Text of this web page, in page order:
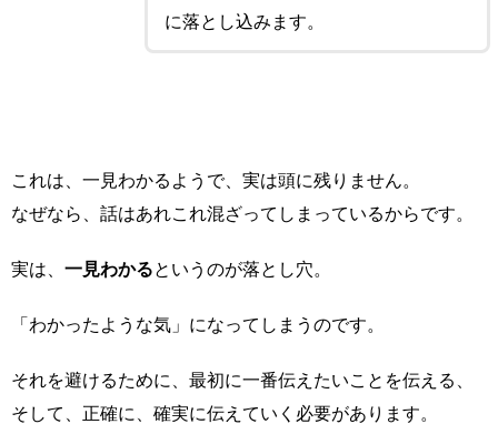
に落とし込みます。
これは、一見わかるようで、実は頭に残りません。
なぜなら、話はあれこれ混ざってしまっているからです。
実は、 一見わかるというのが落とし穴。
「わかったような気」になってしまうのです。
それを避けるために、最初に一番伝えたいことを伝える、
そして、正確に、確実に伝えていく必要があります。